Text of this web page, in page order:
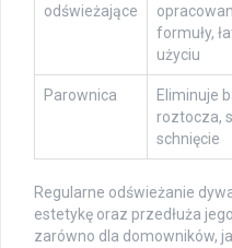
odświeżające
formuły,
użyciu
Parownica
Eliminuje
roztocza,
schnięcie
Regularne odświeżanie
estetykę oraz przedłuża
zarówno dla domowników,